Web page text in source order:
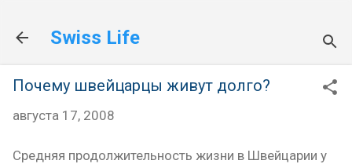
Swiss Life
Почему швейцарцы живут долго?
августа 17, 2008
Средняя продолжительность жизни в Швейцарии у